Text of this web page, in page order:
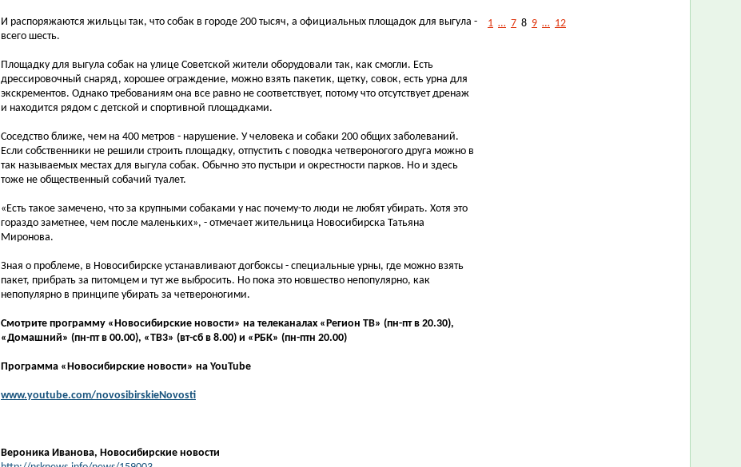
И распоряжаются жильцы так, что собак в городе 200 тысяч, а официальных площадок для выгула -
всего шесть.
Площадку для выгула собак на улице Советской жители оборудовали так, как смогли. Есть
дрессировочный снаряд, хорошее ограждение, можно взять пакетик, щетку, совок, есть урна для
экскрементов. Однако требованиям она все равно не соответствует, потому что отсутствует дренаж
и находится рядом с детской и спортивной площадками.
Соседство ближе, чем на 400 метров - нарушение. У человека и собаки 200 общих заболеваний.
Если собственники не решили строить площадку, отпустить с поводка четвероногого друга можно в
так называемых местах для выгула собак. Обычно это пустыри и окрестности парков. Но и здесь
тоже не общественный собачий туалет.
«Есть такое замечено, что за крупными собаками у нас почему-то люди не любят убирать. Хотя это
гораздо заметнее, чем после маленьких», - отмечает жительница Новосибирска Татьяна
Миронова.
Зная о проблеме, в Новосибирске устанавливают догбоксы - специальные урны, где можно взять
пакет, прибрать за питомцем и тут же выбросить. Но пока это новшество непопулярно, как
непопулярно в принципе убирать за четвероногими.
Смотрите программу «Новосибирские новости» на телеканалах «Регион ТВ» (пн-пт в 20.30),
«Домашний» (пн-пт в 00.00), «ТВ3» (вт-сб в 8.00) и «РБК» (пн-птн 20.00)
Программа «Новосибирские новости» на YouTube
www.youtube.com/novosibirskieNovosti
Вероника Иванова, Новосибирские новости
1 … 7 8 9 … 12